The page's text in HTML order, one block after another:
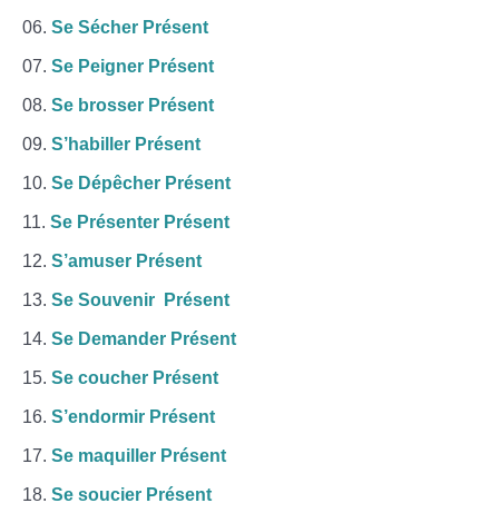
Se Sécher Présent
Se Peigner Présent
Se brosser Présent
S’habiller Présent
Se Dépêcher Présent
Se Présenter Présent
S’amuser Présent
Se Souvenir Présent
Se Demander Présent
Se coucher Présent
S’endormir Présent
Se maquiller Présent
Se soucier Présent